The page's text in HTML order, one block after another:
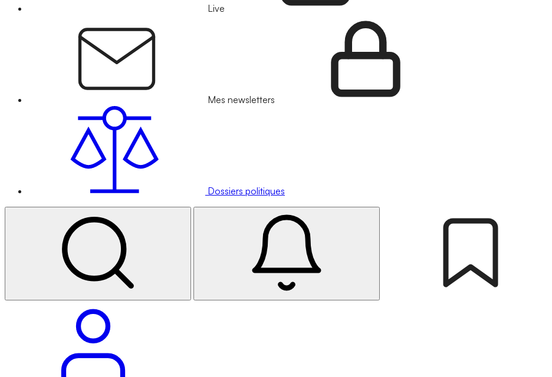
Live
Mes newsletters
Dossiers politiques